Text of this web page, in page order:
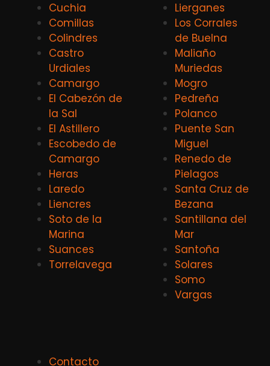
Cuchia
Comillas
Colindres
Castro
Urdiales
Camargo
El Cabezón de
la Sal
El Astillero
Escobedo de
Camargo
Heras
Laredo
Liencres
Soto de la
Marina
Suances
Torrelavega
Lierganes
Los Corrales
de Buelna
Maliaño
Muriedas
Mogro
Pedreña
Polanco
Puente San
Miguel
Renedo de
Pielagos
Santa Cruz de
Bezana
Santillana del
Mar
Santoña
Solares
Somo
Vargas
Contacto